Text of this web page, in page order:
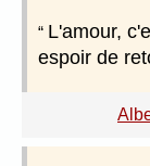
L'amour,
espoir de